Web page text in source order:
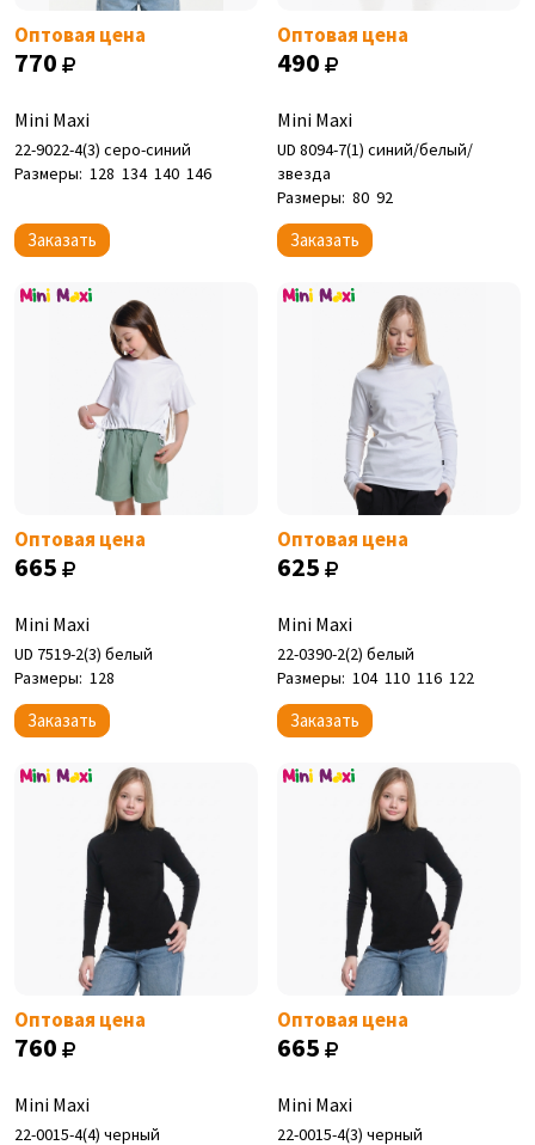
Оптовая цена
770
Mini Maxi
22-9022-4(3) серо-синий
Размеры: 128 134 140 146
Заказать
Оптовая цена
490
Mini Maxi
UD 8094-7(1) синий/белый/
звезда
Размеры: 80 92
Заказать
Оптовая цена
665
Mini Maxi
UD 7519-2(3) белый
Размеры: 128
Заказать
Оптовая цена
625
Mini Maxi
22-0390-2(2) белый
Размеры: 104 110 116 122
Заказать
Оптовая цена
760
Mini Maxi
22-0015-4(4) черный
Оптовая цена
665
Mini Maxi
22-0015-4(3) черный